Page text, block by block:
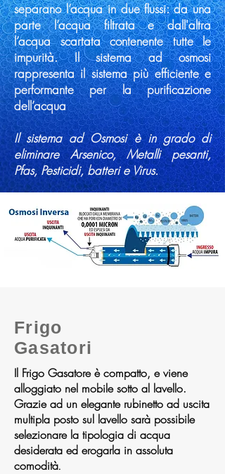
separano l’acqua in due flussi: da una
parte l’acqua filtrata e dall'altra
l’acqua scartata contenente tutte le
impurità. Il sistema ad osmosi
rappresenta il sistema più efficiente e
performante per la purificazione
dell’acqua
Il sistema ad Osmosi è in grado di
eliminare Arsenico, Metalli pesanti,
Pfas, Pesticidi, batteri e Virus.
Frigo
Gasatori
Il Frigo Gasatore è compatto, e viene
alloggiato nel mobile sotto al lavello.
Grazie ad un elegante rubinetto ad uscita
multipla posto sul lavello sarà possibile
selezionare la tipologia di acqua
desiderata ed erogarla in assoluta
comodità.